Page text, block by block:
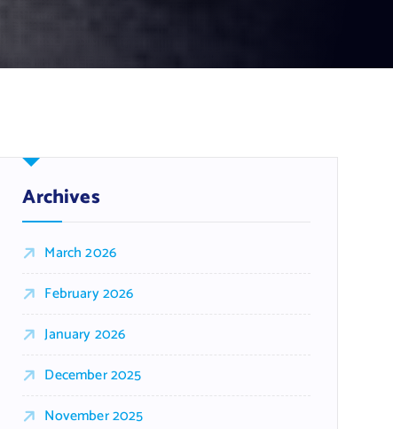
Archives
March 2026
February 2026
January 2026
December 2025
November 2025